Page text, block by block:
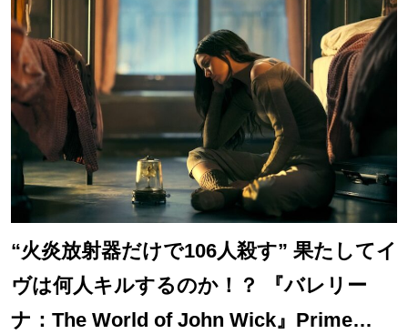
“火炎放射器だけで106人殺す” 果たしてイ
ヴは何人キルするのか！？ 『バレリー
ナ：The World of John Wick』Prime